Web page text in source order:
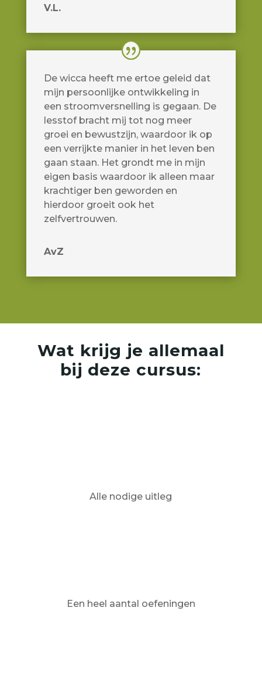
V.L.
De wicca heeft me ertoe geleid dat
mijn persoonlijke ontwikkeling in
een stroomversnelling is gegaan. De
lesstof bracht mij tot nog meer
groei en bewustzijn, waardoor ik op
een verrijkte manier in het leven ben
gaan staan. Het grondt me in mijn
eigen basis waardoor ik alleen maar
krachtiger ben geworden en
hierdoor groeit ook het
zelfvertrouwen.
AvZ
Wat krijg je allemaal
bij deze cursus:
Alle nodige uitleg
Een heel aantal oefeningen